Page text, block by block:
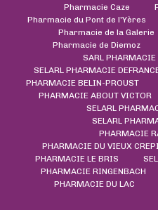
Pharmacie Caze
Pharmacie du Pont de l'Yères
Pharmacie de la Galerie
Pharmacie de Diemoz
SARL PHARMACIE
SELARL PHARMACIE
PHARMACIE BELIN-PROUST
PHARMACIE ABOUT VICTOR
SELARL
SELARL
PHARMACIE
PHARMACIE DU VIEUX
PHARMACIE LE BRIS
PHARMACIE RINGENBACH
PHARMACIE DU LAC